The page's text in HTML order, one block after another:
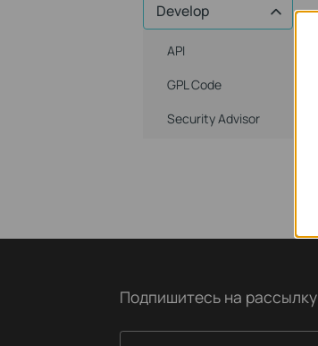
Develop
API
GPL Code
Security Advisor
Подпишитесь на рассылку